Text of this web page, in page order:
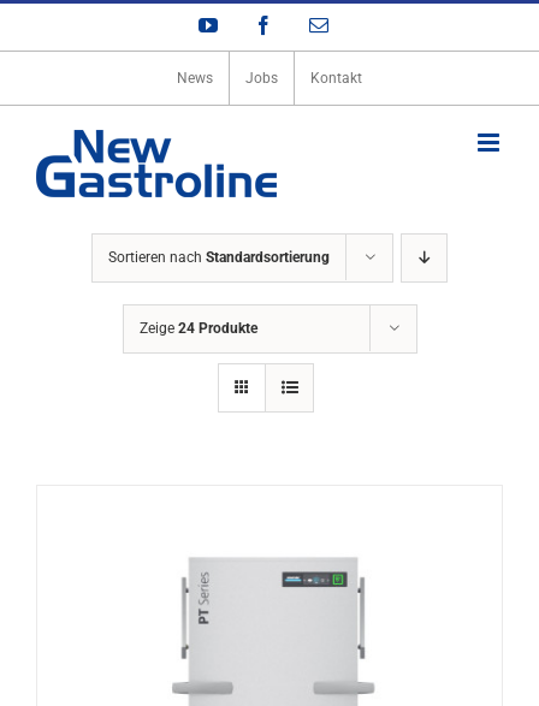
Zum
YouTube Facebook
E-
News Jobs Kontakt
Sortieren nach Standardsortierung
Zeige 24 Produkte